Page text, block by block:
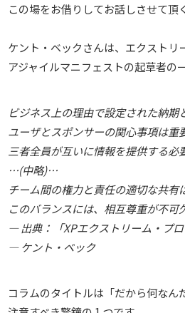
この場をお借りしてお話しさせて頂
ケント・ベックさんは、エクスト
アジャイルマニフェストの起草者の
ビジネス上の理由で設定された納期
ユーザとスポンサーの関心事項は重
三者全員が互いに情報を提供する必
…(中略)…
チーム間の権力と責任の適切な共有
このバランスには、相互尊重が不可
― 出典：「XPエクストリーム・プ
― ケント・ベック
コラムのタイトルは「だから何なん